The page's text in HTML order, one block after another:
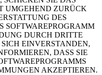
UMGEHEND ZURÜCK
DES
SOFTWAREPROGRAMM
DURCH DRITTE
EINVERSTANDEN,
DASS SIE
AKZEPTIEREN.